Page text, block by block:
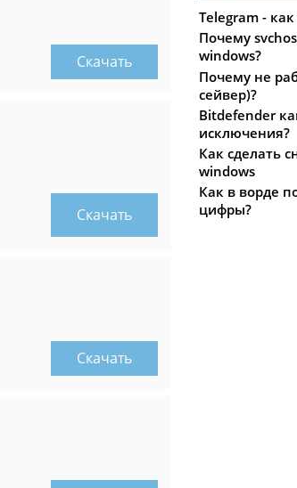
Скачать
Скачать
Скачать
Telegram -
Почему
windows?
Почему не
сейвер)?
Bitdefender
исключения?
Как сделать
windows
Как в ворде
цифры?